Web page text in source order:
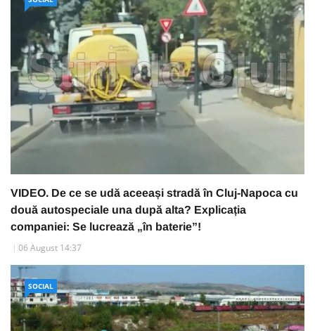
VIDEO. De ce se udă aceeași stradă în Cluj-Napoca cu
două autospeciale una după alta? Explicația
companiei: Se lucrează „în baterie”!
06 August 14:37
SOCIAL